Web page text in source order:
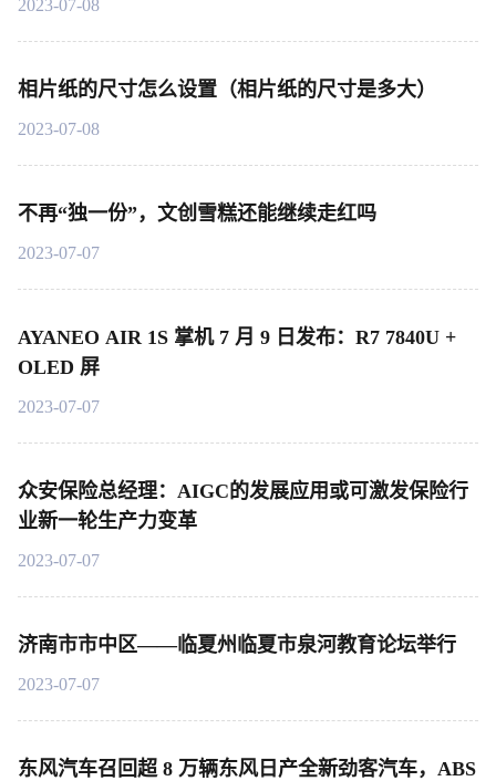
2023-07-08
相片纸的尺寸怎么设置（相片纸的尺寸是多大）
2023-07-08
不再“独一份”，文创雪糕还能继续走红吗
2023-07-07
AYANEO AIR 1S 掌机 7 月 9 日发布：R7 7840U +
OLED 屏
2023-07-07
众安保险总经理：AIGC的发展应用或可激发保险行
业新一轮生产力变革
2023-07-07
济南市市中区——临夏州临夏市泉河教育论坛举行
2023-07-07
东风汽车召回超 8 万辆东风日产全新劲客汽车，ABS